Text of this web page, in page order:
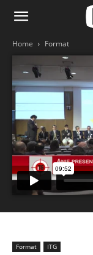
Home Format
Format ITG